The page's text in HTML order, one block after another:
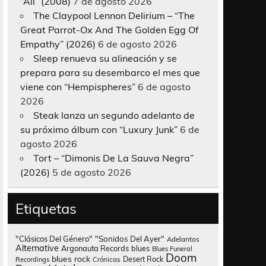
The Claypool Lennon Delirium – “The
Great Parrot-Ox And The Golden Egg Of
Empathy” (2026) 6 de agosto 2026
Sleep renueva su alineación y se
prepara para su desembarco el mes que
viene con “Hempispheres” 6 de agosto
2026
Steak lanza un segundo adelanto de
su próximo álbum con “Luxury Junk” 6 de
agosto 2026
Tort – “Dimonis De La Sauva Negra”
(2026) 5 de agosto 2026
Etiquetas
"Clásicos Del Género" "Sonidos Del Ayer" Adelantos
Alternative Argonauta Records blues Blues Funeral
Recordings blues rock Crónicas Desert Rock Doom